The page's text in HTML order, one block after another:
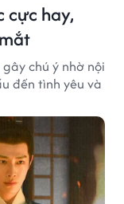
cực hay,
chú ý nhờ nội
đến tình yêu và